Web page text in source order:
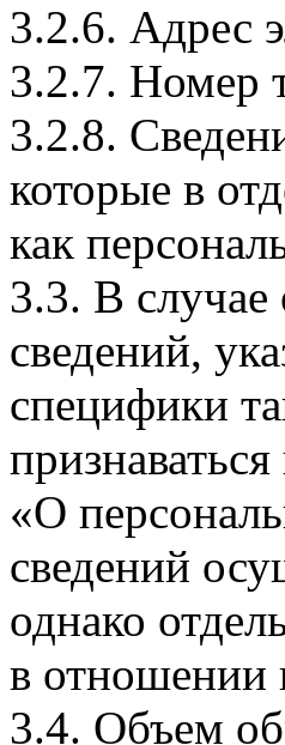
3.2.6. Адрес
3.2.7. Номер
3.2.8.
которые в
как
3.3. В
сведений,
специфики
«О
сведений
однако
в отношении
3.4. Объем